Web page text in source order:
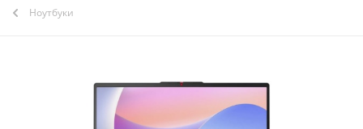
Ноутбуки